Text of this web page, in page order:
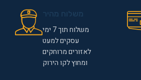
משלוח תוך 7 ימי
עסקים למעט
לאזורים מרוחקים
ומחוץ לקו הירוק